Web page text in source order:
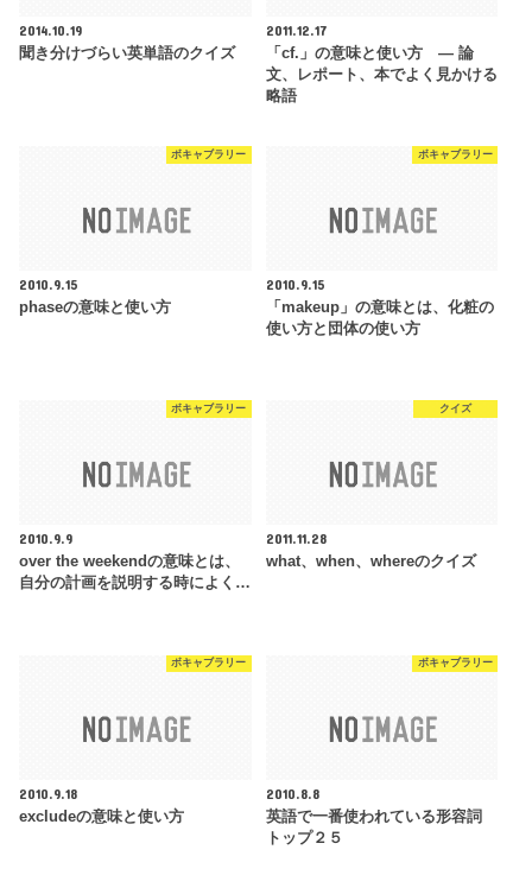
2014.10.19
聞き分けづらい英単語のクイズ
2011.12.17
「cf.」の意味と使い方 — 論
文、レポート、本でよく見かける
略語
ボキャブラリー
2010.9.15
phaseの意味と使い方
ボキャブラリー
2010.9.15
「makeup」の意味とは、化粧の
使い方と団体の使い方
ボキャブラリー
2010.9.9
over the weekendの意味とは、
自分の計画を説明する時によく…
クイズ
2011.11.28
what、when、whereのクイズ
ボキャブラリー
2010.9.18
excludeの意味と使い方
ボキャブラリー
2010.8.8
英語で一番使われている形容詞
トップ２５